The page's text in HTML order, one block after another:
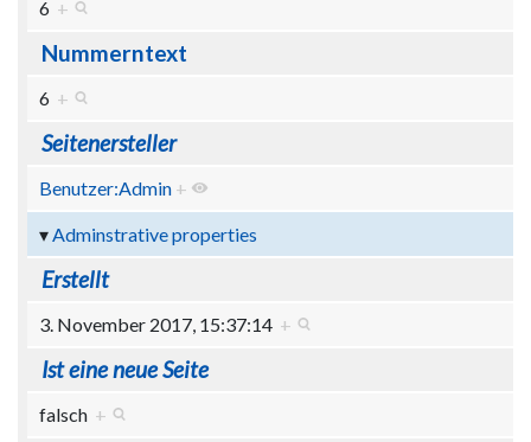
6 +
Nummerntext
6 +
Seitenersteller
Benutzer:Admin +
Adminstrative properties
Erstellt
3. November 2017, 15:37:14 +
Ist eine neue Seite
falsch +